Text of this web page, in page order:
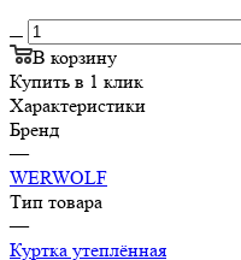
В корзину
Купить в 1 клик
Характеристики
Бренд
—
WERWOLF
Тип товара
—
Куртка утеплённая